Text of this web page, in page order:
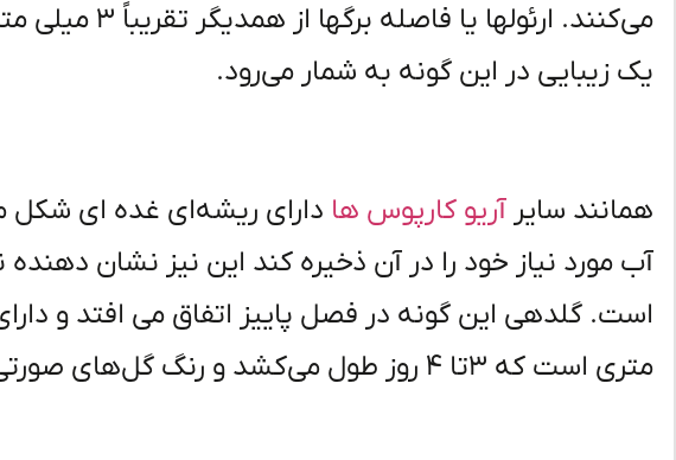
می‌کنند. ارئولها
یک زیبایی در این گونه به شمار می‌رود.
همانند سایر آریو کارپوس ها دارای ریشه‌ای غده ای شکل
آب مورد نیاز خود را در آن ذخیره کند این نیز نشان دهنده
متری است که ۳تا ۴ روز طول می‌کشد و رنگ گل‌های صورتی مایل به بنفش دارد.